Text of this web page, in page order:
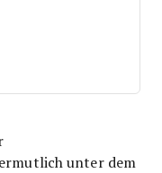
unter dem